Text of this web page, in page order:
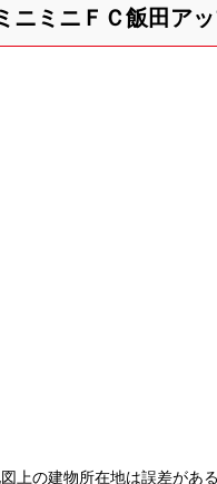
ニミニＦＣ飯田ア
上の建物所在地は誤差があ